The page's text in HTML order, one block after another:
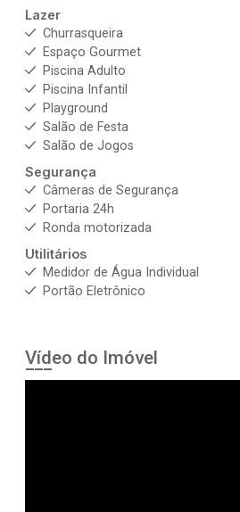
Lazer
Churrasqueira
Espaço Gourmet
Piscina Adulto
Piscina Infantil
Playground
Salão de Festa
Salão de Jogos
Segurança
Câmeras de Segurança
Portaria 24h
Ronda motorizada
Utilitários
Medidor de Água Individual
Portão Eletrônico
Vídeo do Imóvel